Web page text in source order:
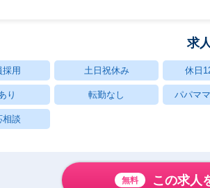
求
採用 土日祝休み 休日
り 転勤なし パパマ
相談
無料 この求人